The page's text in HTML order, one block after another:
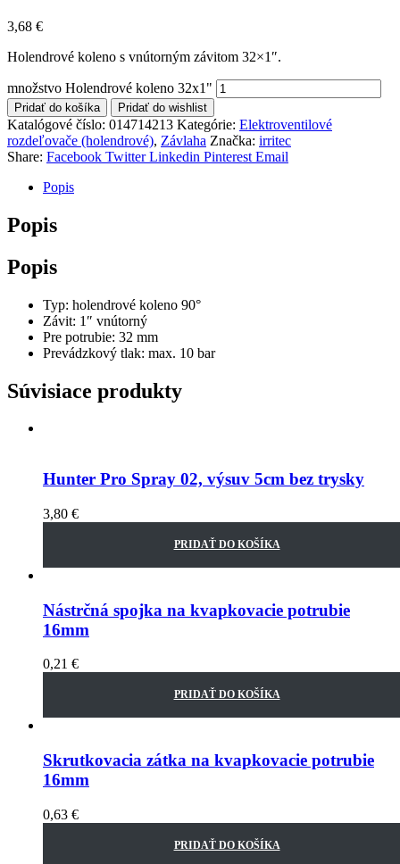
3,68 €
Holendrové koleno s vnútorným závitom 32×1″.
množstvo Holendrové koleno 32x1"
Pridať do košíka Pridať do wishlist
Katalógové číslo: 014714213 Kategórie: Elektroventilové
rozdeľovače (holendrové), Závlaha Značka: irritec
Share: Facebook Twitter Linkedin Pinterest Email
Popis
Popis
Popis
Typ: holendrové koleno 90°
Závit: 1″ vnútorný
Pre potrubie: 32 mm
Prevádzkový tlak: max. 10 bar
Súvisiace produkty
Hunter Pro Spray 02, výsuv 5cm bez trysky
3,80 €
PRIDAŤ DO KOŠÍKA
Nástrčná spojka na kvapkovacie potrubie
16mm
0,21 €
PRIDAŤ DO KOŠÍKA
Skrutkovacia zátka na kvapkovacie potrubie
16mm
0,63 €
PRIDAŤ DO KOŠÍKA